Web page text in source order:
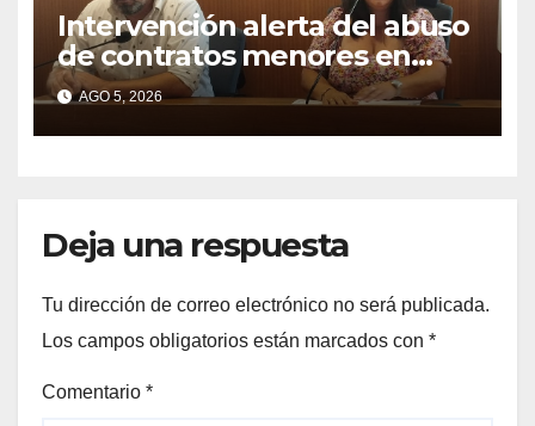
Intervención alerta del abuso
de contratos menores en
2025
AGO 5, 2026
Deja una respuesta
Tu dirección de correo electrónico no será publicada.
Los campos obligatorios están marcados con *
Comentario *